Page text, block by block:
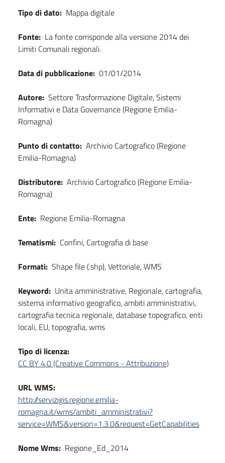
Tipo di dato: Mappa digitale
Fonte: La fonte corrisponde alla versione 2014 dei
Limiti Comunali regionali.
Data di pubblicazione: 01/01/2014
Autore: Settore Trasformazione Digitale, Sistemi
Informativi e Data Governance (Regione Emilia-
Romagna)
Punto di contatto: Archivio Cartografico (Regione
Emilia-Romagna)
Distributore: Archivio Cartografico (Regione Emilia-
Romagna)
Ente: Regione Emilia-Romagna
Tematismi: Confini, Cartografia di base
Formati: Shape file (.shp), Vettoriale, WMS
Keyword: Unita amministrative, Regionale, cartografia,
sistema informativo geografico, ambiti amministrativi,
cartografia tecnica regionale, database topografico, enti
locali, EU, topografia, wms
Tipo di licenza:
CC BY 4.0 (Creative Commons - Attribuzione)
URL WMS:
http://servizigis.regione.emilia-
romagna.it/wms/ambiti_amministrativi?
service=WMS&version=1.3.0&request=GetCapabilities
Nome Wms: Regione_Ed_2014